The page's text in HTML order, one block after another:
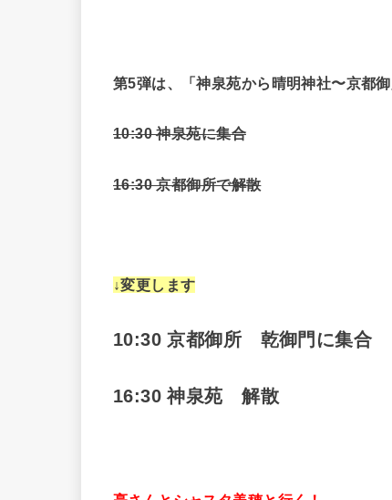
第5弾は、 「神泉苑から晴明神社〜京都御
10:30 神泉苑に集合
16:30 京都御所で解散
↓変更します
10:30 京都御所 乾御門に集合
16:30 神泉苑 解散